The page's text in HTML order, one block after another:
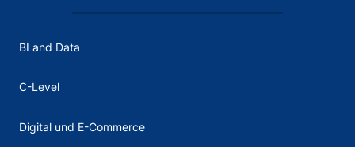
BI and Data
C-Level
Digital und E-Commerce